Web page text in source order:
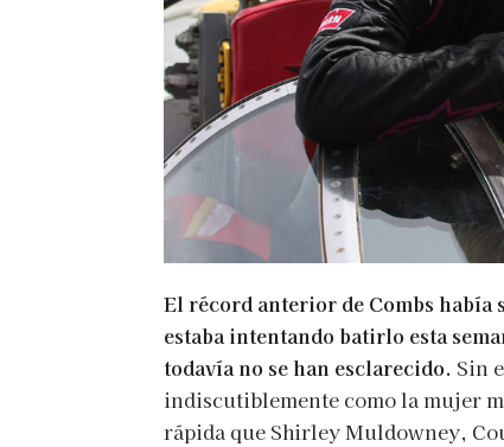
El récord anterior de Combs había
estaba intentando batirlo esta
todavía no se han esclarecido. Sin
indiscutiblemente como la mujer
rápida que Shirley Muldowney,